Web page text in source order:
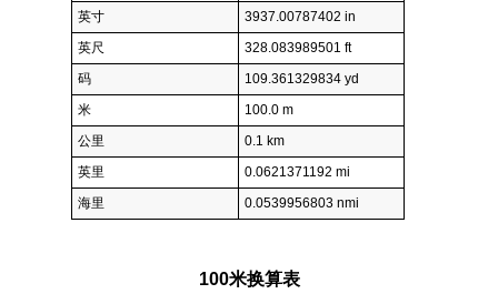
英寸
3937.00787402 in
英尺
328.083989501 ft
码
109.361329834 yd
米
100.0 m
公里
0.1 km
英里
0.0621371192 mi
海里
0.0539956803 nmi
100米换算表